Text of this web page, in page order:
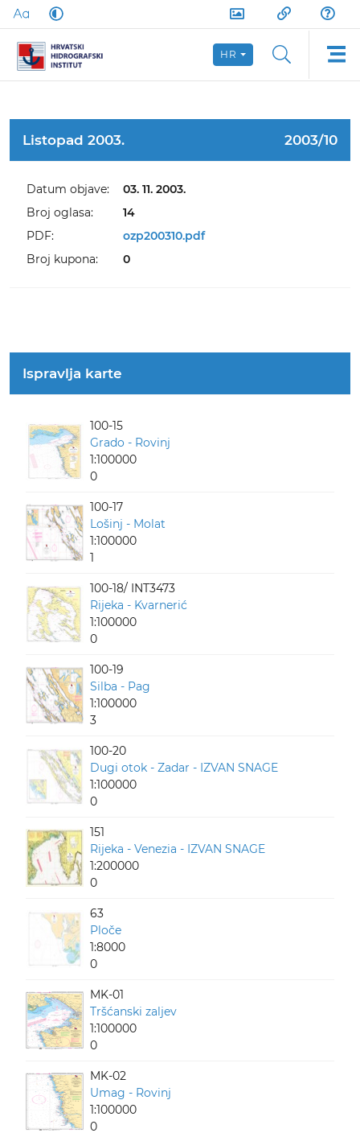
HR
Listopad 2003. 2003/10
Datum objave:
03. 11. 2003.
Broj oglasa:
14
PDF:
ozp200310.pdf
Broj kupona:
0
Ispravlja karte
100-15
Grado - Rovinj
1:100000
0
100-17
Lošinj - Molat
1:100000
1
100-18/ INT3473
Rijeka - Kvarnerić
1:100000
0
100-19
Silba - Pag
1:100000
3
100-20
Dugi otok - Zadar - IZVAN SNAGE
1:100000
0
151
Rijeka - Venezia - IZVAN SNAGE
1:200000
0
63
Ploče
1:8000
0
MK-01
Tršćanski zaljev
1:100000
0
MK-02
Umag - Rovinj
1:100000
0